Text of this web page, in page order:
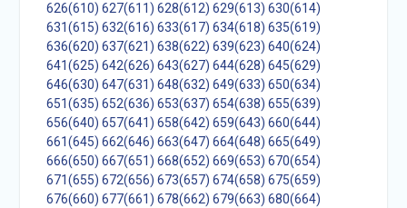
626(610) 627(611) 628(612) 629(613) 630(614)
631(615) 632(616) 633(617) 634(618) 635(619)
636(620) 637(621) 638(622) 639(623) 640(624)
641(625) 642(626) 643(627) 644(628) 645(629)
646(630) 647(631) 648(632) 649(633) 650(634)
651(635) 652(636) 653(637) 654(638) 655(639)
656(640) 657(641) 658(642) 659(643) 660(644)
661(645) 662(646) 663(647) 664(648) 665(649)
666(650) 667(651) 668(652) 669(653) 670(654)
671(655) 672(656) 673(657) 674(658) 675(659)
676(660) 677(661) 678(662) 679(663) 680(664)